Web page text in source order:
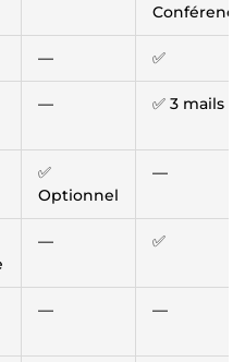
Conférence
— ✅
— ✅ 3 mails
✅
Optionnel
—
— ✅
— —